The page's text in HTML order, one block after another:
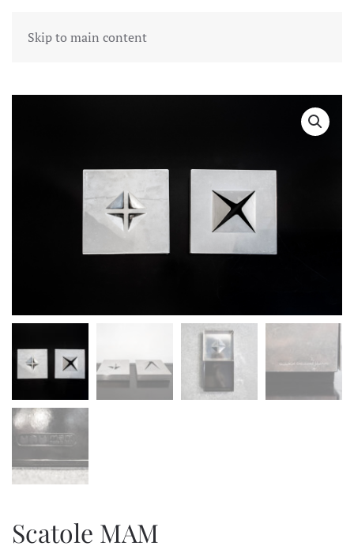
Skip to main content
Scatole MAM